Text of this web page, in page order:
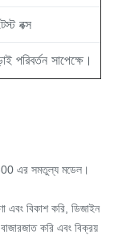
বক্স
পরিবর্তন সাপেক্ষে।
এর সমতুল্য মডেল।
এবং বিকাশ করি, ডিজাইন
করি এবং বিক্রয়